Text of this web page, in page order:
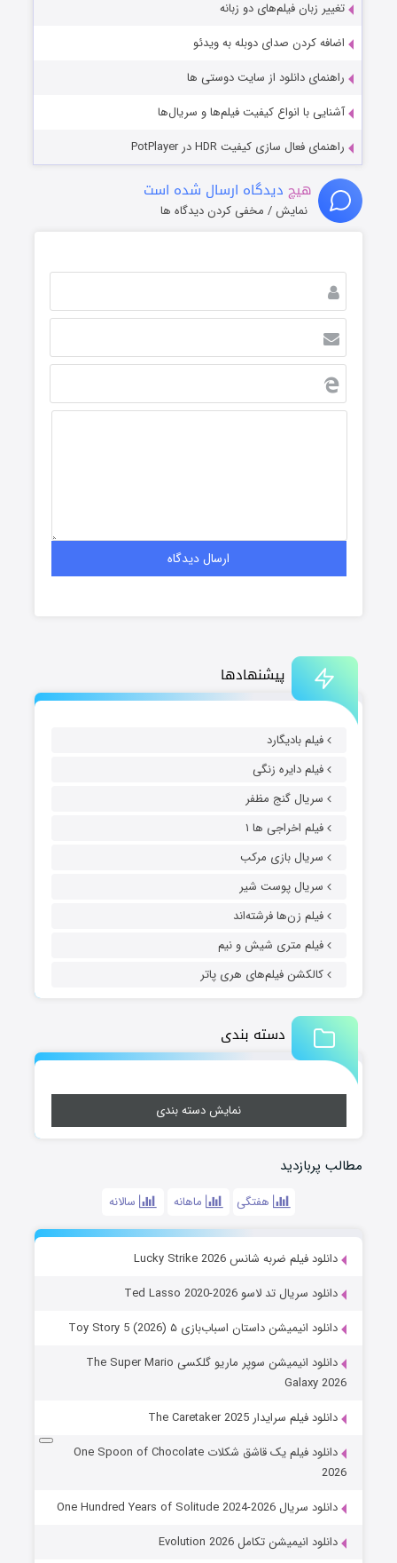
پیشنهادها
فیلم بادیگارد
فیلم دایره زنگی
سریال گنج مظفر
فیلم اخراجی ها ۱
سریال بازی مرکب
سریال پوست شیر
فیلم زن‌ها فرشته‌اند
فیلم متری شیش و نیم
کالکشن فیلم‌های هری پاتر
دسته بندی
نمایش دسته بندی
مطالب پربازدید
هفتگی ماهانه سالانه
دانلود فیلم ضربه شانس Lucky Strike 2026
دانلود سریال تد لاسو Ted Lasso 2020-2026
دانلود انیمیشن داستان اسباب‌بازی ۵ Toy Story 5 (2026)
دانلود انیمیشن سوپر ماریو گلکسی The Super Mario
Galaxy 2026
دانلود فیلم سرایدار The Caretaker 2025
دانلود فیلم یک قاشق شکلات One Spoon of Chocolate
2026
دانلود سریال One Hundred Years of Solitude 2024-2026
دانلود انیمیشن تکامل Evolution 2026
تغییر زبان فیلم‌های دو زبانه
اضافه کردن صدای دوبله به ویدئو
راهنمای دانلود از سایت دوستی ها
آشنایی با انواع کیفیت فیلم‌ها و سریال‌ها
راهنمای فعال سازی کیفیت HDR در PotPlayer
هیچ دیدگاه ارسال شده است
نمایش / مخفی کردن دیدگاه ها